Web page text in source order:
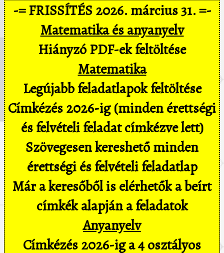
-= FRISSÍTÉS 2026. március 31. =-
Matematika és anyanyelv
Hiányzó PDF-ek feltöltése
Matematika
Legújabb feladatlapok feltöltése
Címkézés 2026-ig (minden érettségi
és felvételi feladat címkézve lett)
Szövegesen kereshető minden
érettségi és felvételi feladatlap
Már a keresőből is elérhetők a beírt
címkék alapján a feladatok
Anyanyelv
Címkézés 2026-ig a 4 osztályos